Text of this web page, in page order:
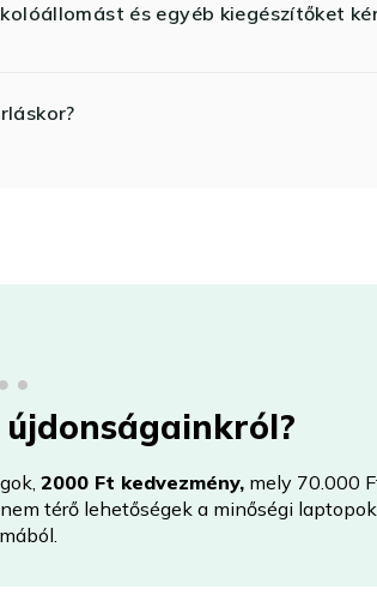
és egyéb kiegészítőket
2000 Ft kedvezmény,mely 70.000
térő lehetőségek a minőségi laptopok